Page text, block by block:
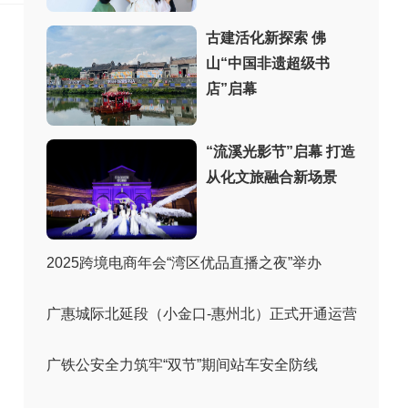
古建活化新探索 佛
山“中国非遗超级书
店”启幕
“流溪光影节”启幕 打造
从化文旅融合新场景
2025跨境电商年会“湾区优品直播之夜”举办
广惠城际北延段（小金口-惠州北）正式开通运营
广铁公安全力筑牢“双节”期间站车安全防线